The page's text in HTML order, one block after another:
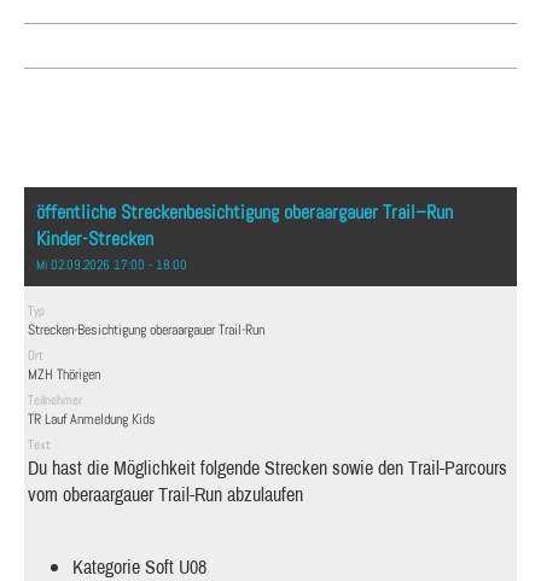
öffentliche Streckenbesichtigung oberaargauer Trail–Run
Kinder-Strecken
Mi 02.09.2026 17:00 - 18:00
Typ
Strecken-Besichtigung oberaargauer Trail-Run
Ort
MZH Thörigen
Teilnehmer
TR Lauf Anmeldung Kids
Text
Du hast die Möglichkeit folgende Strecken sowie den Trail-Parcours
vom oberaargauer Trail-Run abzulaufen
Kategorie Soft U08